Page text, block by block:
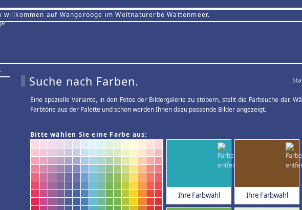
willkommen auf Wangerooge im Weltnaturerbe Wattenmeer.
Suche nach Farben.
Eine spezielle Variante, in den Fotos der Bildergalerie zu stöbern, stellt die Farbsuche dar.
Farbtöne aus der Palette und schon werden Ihnen dazu passende Bilder angezeigt.
Bitte wählen Sie eine Farbe aus:
Ihre Farbwahl Ihre Farbwahl